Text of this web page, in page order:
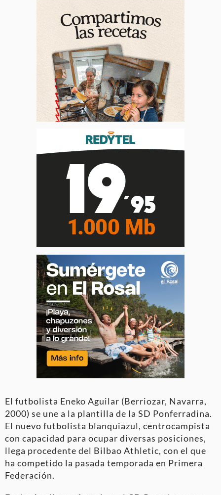
El futbolista Eneko Aguilar (Berriozar, Navarra,
2000) se une a la plantilla de la SD Ponferradina.
El nuevo futbolista blanquiazul, centrocampista
con capacidad para ocupar diversas posiciones,
llega procedente del Bilbao Athletic, con el que
ha competido la pasada temporada en Primera
Federación.